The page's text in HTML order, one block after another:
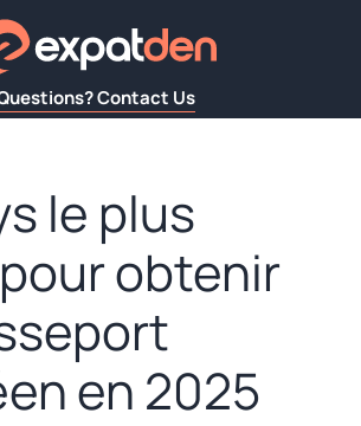
Contact Us
le plus
obtenir
en 2025